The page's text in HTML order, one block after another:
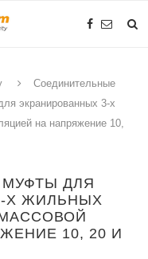
Соединительные
экранированных 3-х
на напряжение 10,
ДЛЯ
Х ЖИЛЬНЫХ
10, 20 И